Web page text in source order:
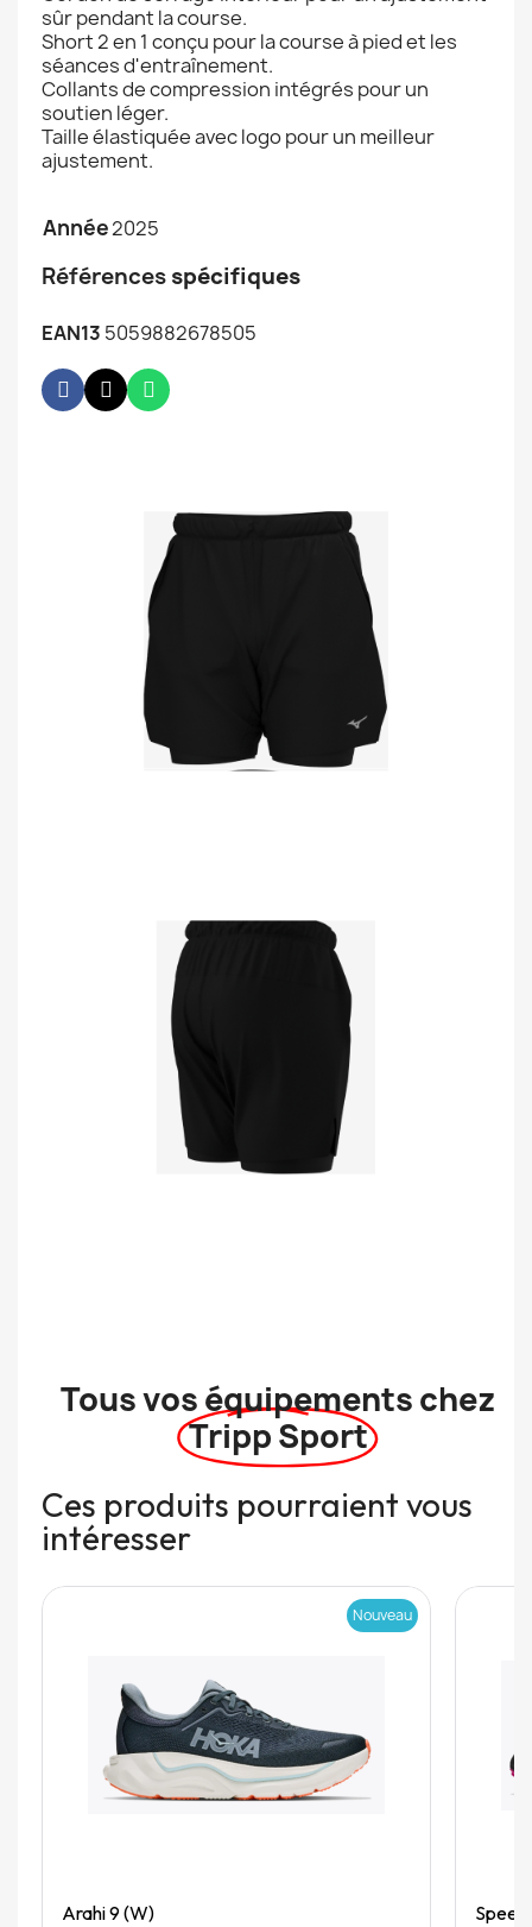
sûr pendant la course.
Short 2 en 1 conçu pour la course à pied et les
séances d'entraînement.
Collants de compression intégrés pour un
soutien léger.
Taille élastiquée avec logo pour un meilleur
ajustement.
Année2025
Références spécifiques
EAN13 5059882678505
Tous vos équipements chez
Tripp Sport
Ces produits pourraient vous
intéresser
Nouveau
Arahi 9 (W)